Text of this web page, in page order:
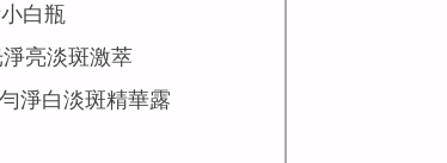
白瓶
亮淡斑激萃
淨白淡斑精華露